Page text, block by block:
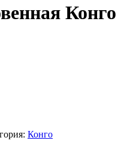
Конго
Конго